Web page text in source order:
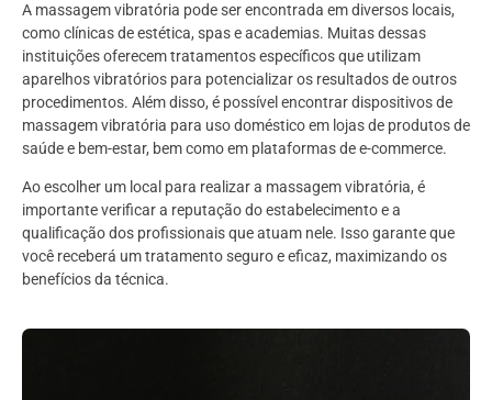
A massagem vibratória pode ser encontrada em diversos locais,
como clínicas de estética, spas e academias. Muitas dessas
instituições oferecem tratamentos específicos que utilizam
aparelhos vibratórios para potencializar os resultados de outros
procedimentos. Além disso, é possível encontrar dispositivos de
massagem vibratória para uso doméstico em lojas de produtos de
saúde e bem-estar, bem como em plataformas de e-commerce.
Ao escolher um local para realizar a massagem vibratória, é
importante verificar a reputação do estabelecimento e a
qualificação dos profissionais que atuam nele. Isso garante que
você receberá um tratamento seguro e eficaz, maximizando os
benefícios da técnica.